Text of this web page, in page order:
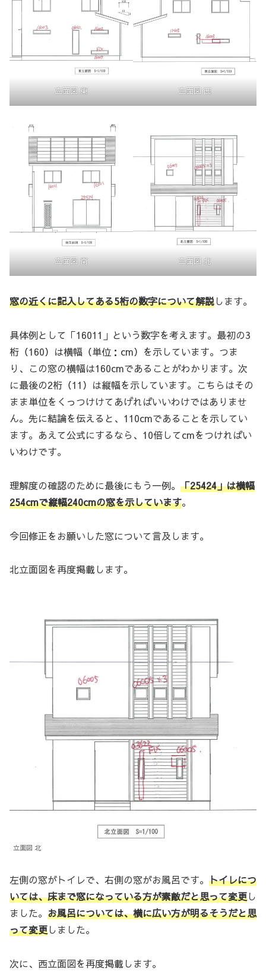
立面図 東 立面図 西
立面図 南 立面図 北
窓の近くに記入してある5桁の数字について解説します。
具体例として「16011」という数字を考えます。最初の3
桁（160）は横幅（単位：cm）を示しています。つま
り、この窓の横幅は160cmであることがわかります。次
に最後の2桁（11）は縦幅を示しています。こちらはその
まま単位をくっつけけてあげればいいわけではありませ
ん。先に結論を伝えると、110cmであることを示してい
ます。あえて公式にするなら、10倍してcmをつければい
いわけです。
理解度の確認のために最後にもう一例。 「25424」は横幅
254cmで縦幅240cmの窓を示しています。
今回修正をお願いした窓について言及します。
北立面図を再度掲載します。
立面図 北
左側の窓がトイレで、右側の窓がお風呂です。 トイレにつ
いては、床まで窓になっている方が素敵だと思って変更し
ました。 お風呂については、横に広い方が明るそうだと思
って変更しました。
次に、西立面図を再度掲載します。